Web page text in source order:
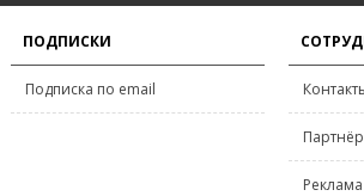
ПОДПИСКИ
Подписка по email
Реклама